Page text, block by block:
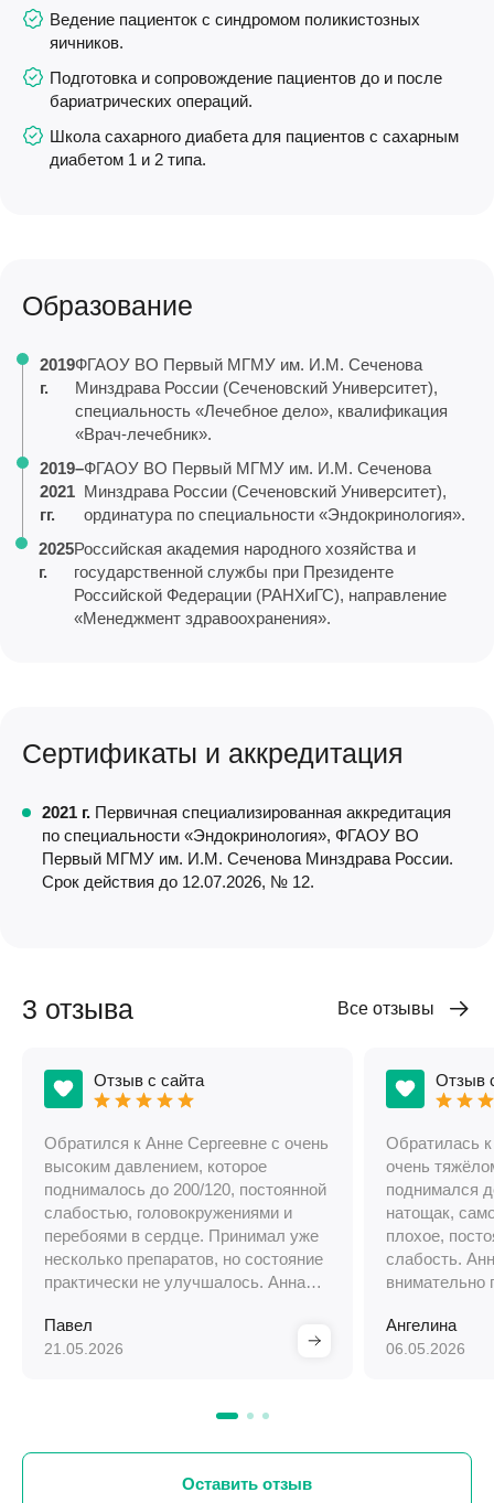
Ведение пациенток с синдромом поликистозных
яичников.
Подготовка и сопровождение пациентов до и после
бариатрических операций.
Школа сахарного диабета для пациентов с сахарным
диабетом 1 и 2 типа.
Образование
2019
г.
ФГАОУ ВО Первый МГМУ им. И.М. Сеченова
Минздрава России (Сеченовский Университет),
специальность «Лечебное дело», квалификация
«Врач-лечебник».
2019–
2021
гг.
ФГАОУ ВО Первый МГМУ им. И.М. Сеченова
Минздрава России (Сеченовский Университет),
ординатура по специальности «Эндокринология».
2025
г.
Российская академия народного хозяйства и
государственной службы при Президенте
Российской Федерации (РАНХиГС), направление
«Менеджмент здравоохранения».
Сертификаты и аккредитация
2021 г. Первичная специализированная аккредитация
по специальности «Эндокринология», ФГАОУ ВО
Первый МГМУ им. И.М. Сеченова Минздрава России.
Срок действия до 12.07.2026, № 12.
3 отзыва Все отзывы
Отзыв с сайта
Обратился к Анне Сергеевне с очень
высоким давлением, которое
поднималось до 200/120, постоянной
слабостью, головокружениями и
перебоями в сердце. Принимал уже
несколько препаратов, но состояние
практически не улучшалось. Анна
симптомы, а начала искать
настоящую причину. Благодаря её
серьёзные эндокринные нарушения
Павел
21.05.2026
Отзыв
Обратилась
очень
поднимался
натощак,
плохое,
слабость.
внимательно
терапию и
показатели
Ангелина
06.05.2026
Оставить отзыв